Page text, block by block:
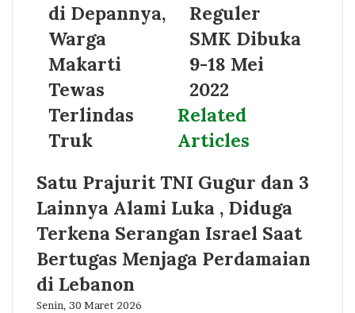
di Depannya,
Warga
Makarti
Tewas
Terlindas
Truk
Reguler
SMK Dibuka
9-18 Mei
2022
Related
Articles
Satu Prajurit TNI Gugur dan 3
Lainnya Alami Luka , Diduga
Terkena Serangan Israel Saat
Bertugas Menjaga Perdamaian
di Lebanon
Senin, 30 Maret 2026